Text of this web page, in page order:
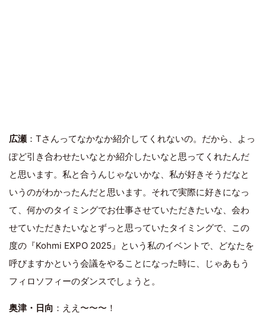
広瀬 ：Tさんってなかなか紹介してくれないの。だから、よっ
ぽど引き合わせたいなとか紹介したいなと思ってくれたんだ
と思います。私と合うんじゃないかな、私が好きそうだなと
いうのがわかったんだと思います。それで実際に好きになっ
て、何かのタイミングでお仕事させていただきたいな、会わ
せていただきたいなとずっと思っていたタイミングで、この
度の『Kohmi EXPO 2025』という私のイベントで、どなたを
呼びますかという会議をやることになった時に、じゃあもう
フィロソフィーのダンスでしょうと。
奥津・日向 ：ええ〜〜〜！